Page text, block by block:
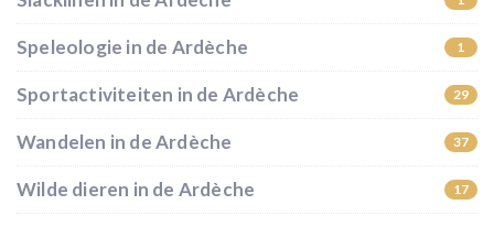
Speleologie in de Ardèche 1
Sportactiviteiten in de Ardèche 29
Wandelen in de Ardèche 37
Wilde dieren in de Ardèche 17